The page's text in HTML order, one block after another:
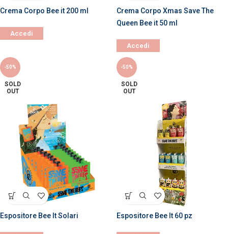
Crema Corpo Bee it 200 ml
Accedi
Crema Corpo Xmas Save The
Queen Bee it 50 ml
Accedi
-50%
SOLD
OUT
Espositore Bee It Solari
-50%
SOLD
OUT
Espositore Bee It 60 pz